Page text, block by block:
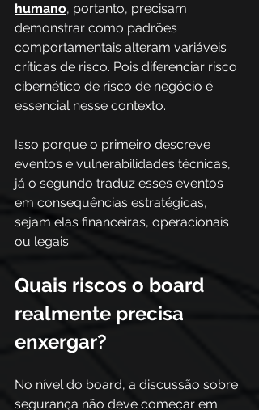
humano, portanto, precisam
demonstrar como padrões
comportamentais alteram variáveis
críticas de risco. Pois diferenciar risco
cibernético de risco de negócio é
essencial nesse contexto.
Isso porque o primeiro descreve
eventos e vulnerabilidades técnicas,
já o segundo traduz esses eventos
em consequências estratégicas,
sejam elas financeiras, operacionais
ou legais.
Quais riscos o board
realmente precisa
enxergar?
No nível do board, a discussão sobre
segurança não deve começar em